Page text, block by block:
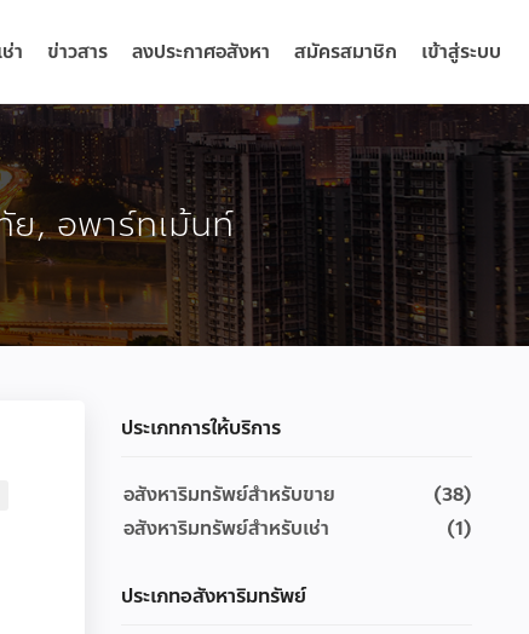
า ข่าวสาร ลงประกาศอสังหา สมัครสมาชิก เข้าสู่ระบบ
ย, อพาร์ทเม้นท์
ประเภทการให้บริการ
อสังหาริมทรัพย์สำหรับขาย
(38)
อสังหาริมทรัพย์สำหรับเช่า
(1)
ประเภทอสังหาริมทรัพย์